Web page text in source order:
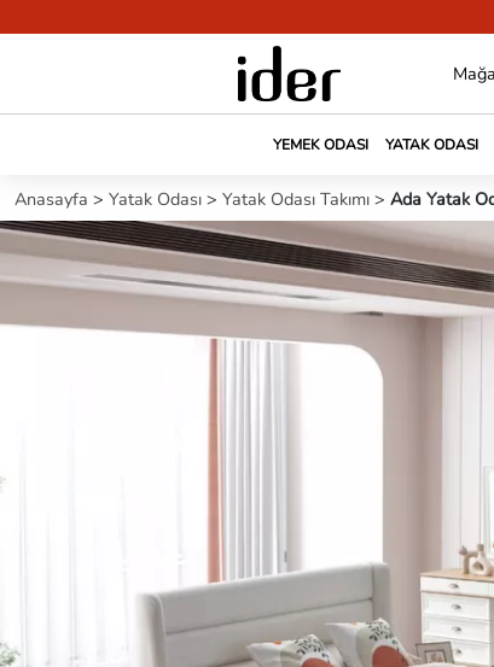
YEMEK ODASI YATAK ODASI
Anasayfa > Yatak Odası > Yatak Odası Takımı > Ada Yatak